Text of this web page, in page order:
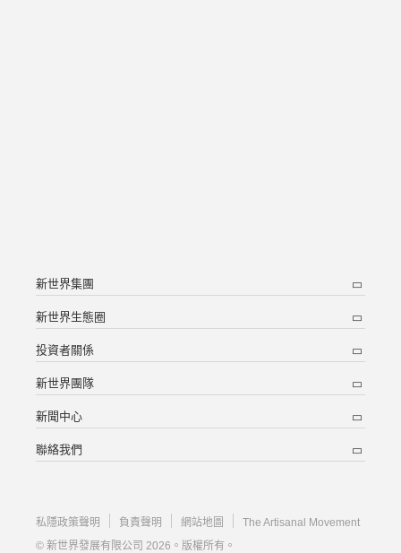
新世界集團
新世界生態圈
投資者關係
新世界團隊
新聞中心
聯絡我們
私隱政策聲明 負責聲明 網站地圖
The Artisanal Movement
© 新世界發展有限公司 2026。版權所有。